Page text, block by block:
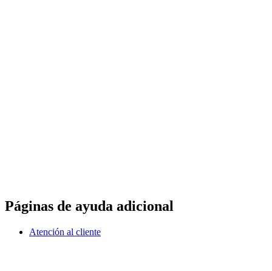
Páginas de ayuda adicional
Atención al cliente